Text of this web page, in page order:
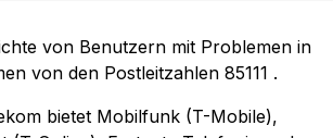
von Benutzern mit Problemen in
von den Postleitzahlen 85111 .
bietet Mobilfunk (T-Mobile),